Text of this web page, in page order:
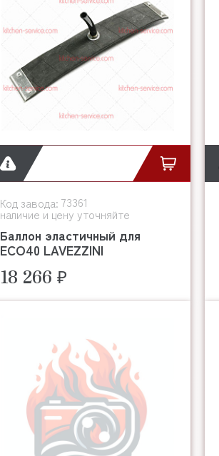
Код завода: 73361
наличие и цену уточняйте
Баллон эластичный для
ECO40 LAVEZZINI
18 266 ₽